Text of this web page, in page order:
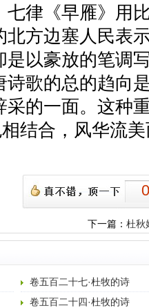
七律《早雁》用
北方边塞人民表
是以豪放的笔调
诗歌的总的趋向
采的一面。这种
相结合，风华流
下一篇：杜秋
卷五百二十七·杜牧的诗
卷五百二十四·杜牧的诗